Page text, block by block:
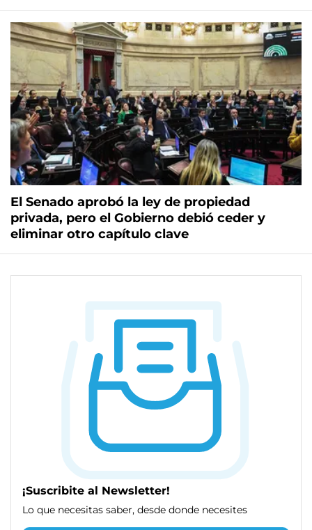
El Senado aprobó la ley de propiedad
privada, pero el Gobierno debió ceder y
eliminar otro capítulo clave
¡Suscribite al Newsletter!
Lo que necesitas saber, desde donde necesites